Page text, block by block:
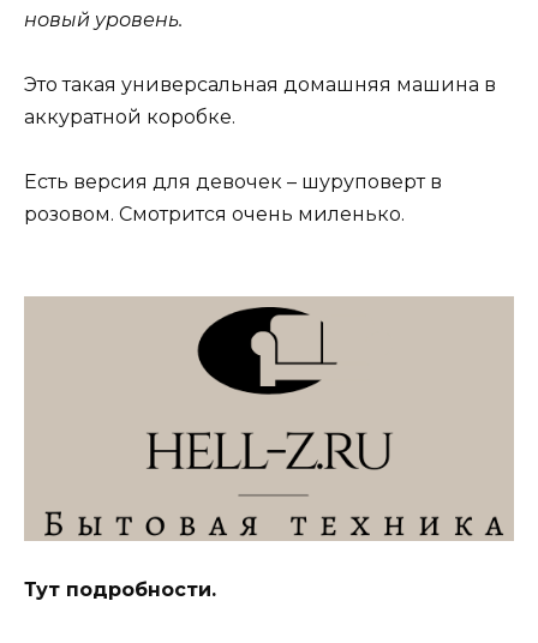
новый уровень.
Это такая универсальная домашняя машина в
аккуратной коробке.
Есть версия для девочек – шуруповерт в
розовом. Смотрится очень миленько.
Тут подробности.